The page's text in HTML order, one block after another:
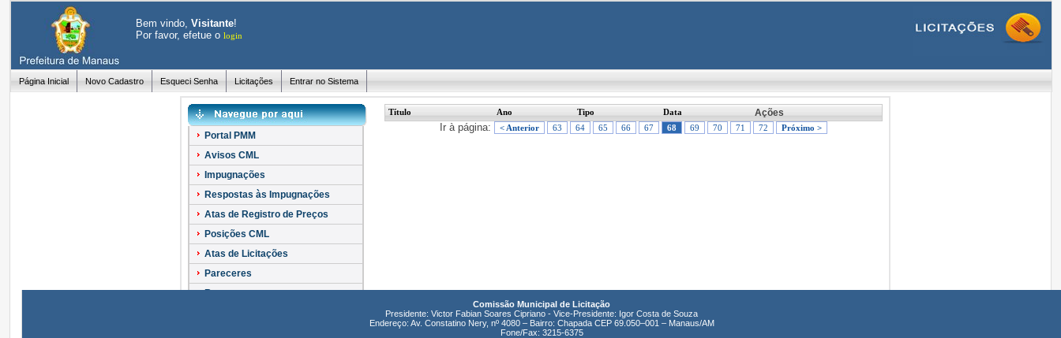
Bem vindo,Visitante!
Por favor, efetue ologin
Página Inicial Novo Cadastro Esqueci Senha Licitações Entrar no Sistema
Portal PMM
Avisos CML
Impugnações
Respostas às Impugnações
Atas de Registro de Preços
Posições CML
Atas de Licitações
Pareceres
Recursos
Título Ano Tipo Data Ações
Ir à página: < Anterior 63 64 65 66 67 68 69 70 71 72 Próximo >
Comissão Municipal de Licitação
Presidente: Victor Fabian Soares Cipriano - Vice-Presidente: Igor Costa de Souza
Endereço: Av. Constatino Nery, nº 4080 – Bairro: Chapada CEP 69.050–001 – Manaus/AM
Fone/Fax: 3215-6375